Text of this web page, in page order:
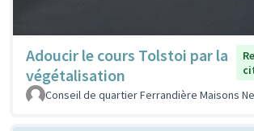
Adoucir le cours Tolstoi par la
végétalisation
Conseil de quartier Ferrandière Maisons